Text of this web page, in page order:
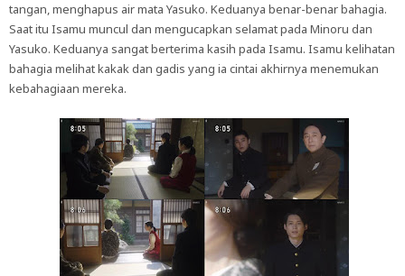
tangan, menghapus air mata Yasuko. Keduanya benar-benar bahagia.
Saat itu Isamu muncul dan mengucapkan selamat pada Minoru dan
Yasuko. Keduanya sangat berterima kasih pada Isamu. Isamu kelihatan
bahagia melihat kakak dan gadis yang ia cintai akhirnya menemukan
kebahagiaan mereka.